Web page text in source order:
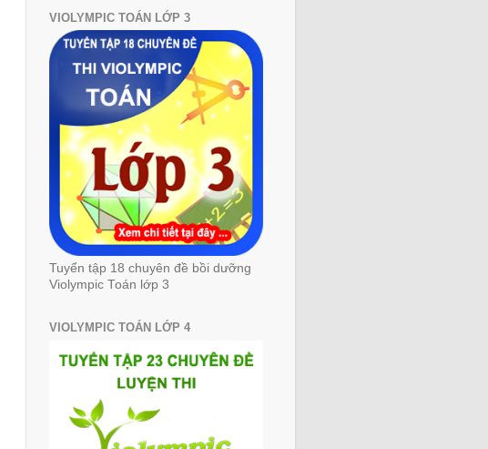
VIOLYMPIC TOÁN LỚP 3
Tuyển tập 18 chuyên đề bồi dưỡng
Violympic Toán lớp 3
VIOLYMPIC TOÁN LỚP 4